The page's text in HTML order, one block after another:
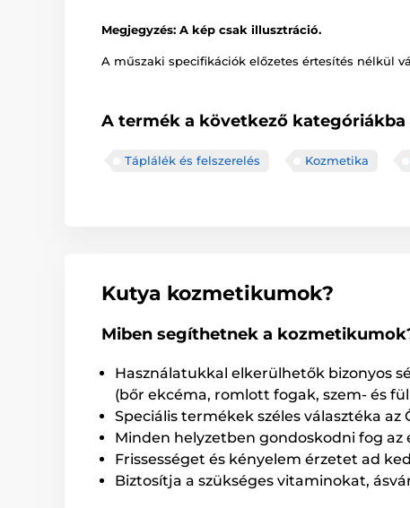
Megjegyzés: A kép csak illusztráció.
A műszaki specifikációk előzetes értesítés nélkül
A termék a következő
Táplálék és felszerelés Kozmetika
Kutya kozmetikumok?
Miben segíthetnek a
Használatukkal elkerülhetők bizonyos
(bőr ekcéma, romlott fogak, szem- és
Speciális termékek széles választéka
Minden helyzetben gondoskodni fog az
Frissességet és kényelem érzetet ad
Biztosítja a szükséges vitaminokat,